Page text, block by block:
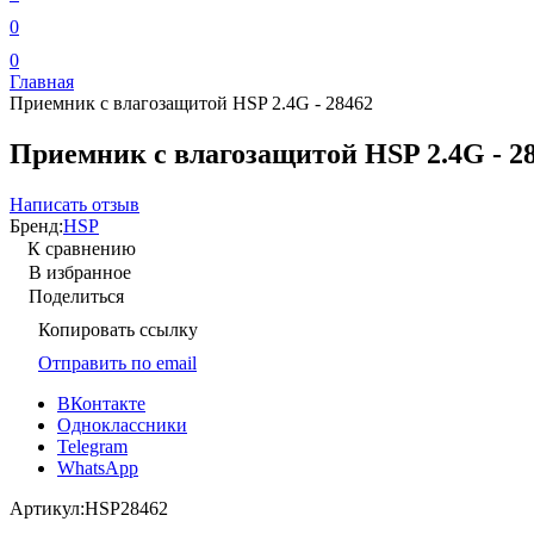
0
0
Главная
Приемник с влагозащитой HSP 2.4G - 28462
Приемник с влагозащитой HSP 2.4G -
Написать отзыв
Бренд:HSP
К сравнению
В избранное
Поделиться
Копировать ссылку
Отправить по email
ВКонтакте
Одноклассники
Telegram
WhatsApp
Артикул:HSP28462